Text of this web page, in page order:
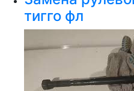
тигго фл